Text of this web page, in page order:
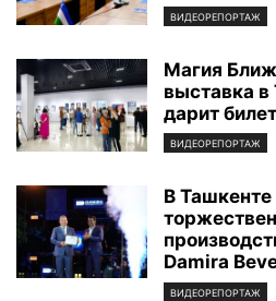
ВИДЕОРЕПОРТАЖ
Магия
выставка в
дарит
ВИДЕОРЕПОРТАЖ
В Ташкенте
Damira
ВИДЕОРЕПОРТАЖ